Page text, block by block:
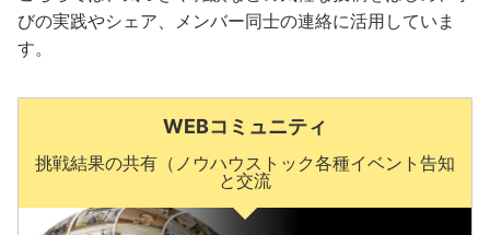
びの実践やシェア、メンバー同士の連絡に活用していま
す。
WEBコミュニティ
挑戦結果の共有（ノウハウストック各種イベント告知
と交流